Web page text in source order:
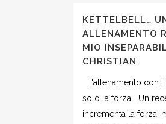
KETTELBELL…
ALLENAMENTO
MIO
CHRISTIAN
L'allenamento con
solo la forza Un
incrementa la forza,